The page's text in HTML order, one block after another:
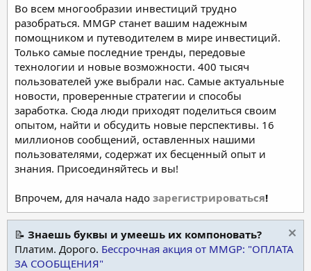
Во всем многообразии инвестиций трудно
разобраться. MMGP станет вашим надежным
помощником и путеводителем в мире инвестиций.
Только самые последние тренды, передовые
технологии и новые возможности. 400 тысяч
пользователей уже выбрали нас. Самые актуальные
новости, проверенные стратегии и способы
заработка. Сюда люди приходят поделиться своим
опытом, найти и обсудить новые перспективы. 16
миллионов сообщений, оставленных нашими
пользователями, содержат их бесценный опыт и
знания. Присоединяйтесь и вы!
Впрочем, для начала надо зарегистрироваться!
📝 Знаешь буквы и умеешь их компоновать?
Платим. Дорого. Бессрочная акция от MMGP: "ОПЛАТА
ЗА СООБЩЕНИЯ"